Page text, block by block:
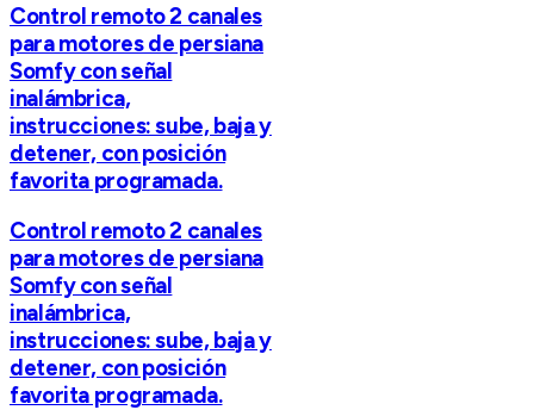
Control remoto 2 canales
para motores de persiana
Somfy con señal
inalámbrica,
instrucciones: sube, baja y
detener, con posición
favorita programada.
Control remoto 2 canales
para motores de persiana
Somfy con señal
inalámbrica,
instrucciones: sube, baja y
detener, con posición
favorita programada.